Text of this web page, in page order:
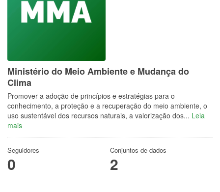
Ministério do Meio Ambiente e Mudança do
Clima
Promover a adoção de princípios e estratégias para o
conhecimento, a proteção e a recuperação do meio ambiente, o
uso sustentável dos recursos naturais, a valorização dos... Leia
mais
Seguidores
0
Conjuntos de dados
2